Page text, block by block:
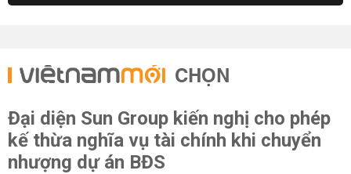
CHỌN
Đại diện Sun Group kiến nghị cho phép
kế thừa nghĩa vụ tài chính khi chuyển
nhượng dự án BĐS